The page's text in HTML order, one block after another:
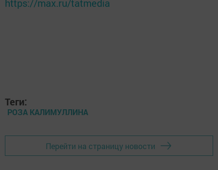
https://max.ru/tatmedia
Теги:
РОЗА КАЛИМУЛЛИНА
Перейти на страницу новости